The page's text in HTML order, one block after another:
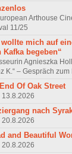
Arthouse
11/25
wollte mich auf
Kafka begeben“
Agnieszka
K.“ – Gespräch
Of Oak Street
13.8.2026
nach
20.8.2026
and Beautiful
20.8.2026